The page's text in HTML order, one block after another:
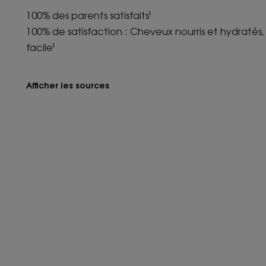
100% des parents satisfaits¹
100% de satisfaction : Cheveux nourris et
facile¹
Afficher les sources